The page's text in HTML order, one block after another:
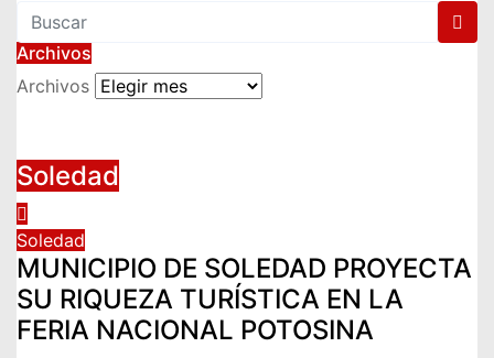
Archivos
Archivos
Soledad
Soledad
MUNICIPIO DE SOLEDAD PROYECTA
SU RIQUEZA TURÍSTICA EN LA
FERIA NACIONAL POTOSINA